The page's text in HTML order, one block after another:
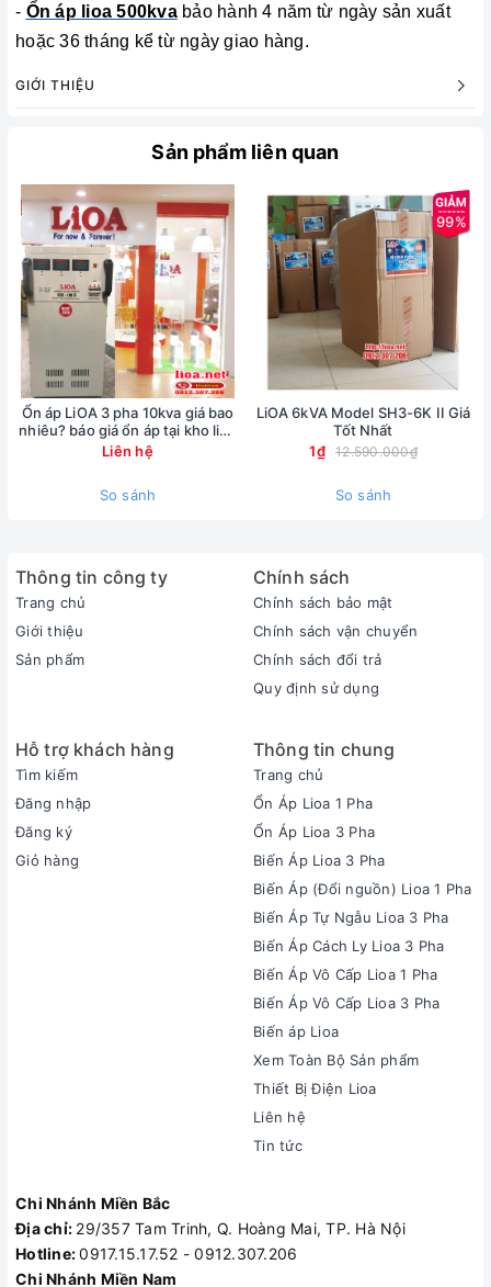
- Ổn áp lioa 500kvabảo hành 4 năm từ ngày sản xuất
hoặc 36 tháng kể từ ngày giao hàng.
GIỚI THIỆU
Sản phẩm liên quan
Ổn áp LiOA 3 pha 10kva giá bao
nhiêu? báo giá ổn áp tại kho lioa
Nhật Linh
Liên hệ
So sánh
99%
LiOA 6kVA Model SH3-6K II Giá
Tốt Nhất
1₫
12.590.000₫
So sánh
Thông tin công ty
Trang chủ
Giới thiệu
Sản phẩm
Chính sách
Chính sách bảo mật
Chính sách vận chuyển
Chính sách đổi trả
Quy định sử dụng
Hỗ trợ khách hàng
Tìm kiếm
Đăng nhập
Đăng ký
Giỏ hàng
Thông tin chung
Trang chủ
Ổn Áp Lioa 1 Pha
Ổn Áp Lioa 3 Pha
Biến Áp Lioa 3 Pha
Biến Áp (Đổi nguồn) Lioa 1 Pha
Biến Áp Tự Ngẫu Lioa 3 Pha
Biến Áp Cách Ly Lioa 3 Pha
Biến Áp Vô Cấp Lioa 1 Pha
Biến Áp Vô Cấp Lioa 3 Pha
Biến áp Lioa
Xem Toàn Bộ Sản phẩm
Thiết Bị Điện Lioa
Liên hệ
Tin tức
Chi Nhánh Miền Bắc
Địa chỉ: 29/357 Tam Trinh, Q. Hoàng Mai, TP. Hà Nội
Hotline:0917.15.17.52 - 0912.307.206
Chi Nhánh Miền Nam